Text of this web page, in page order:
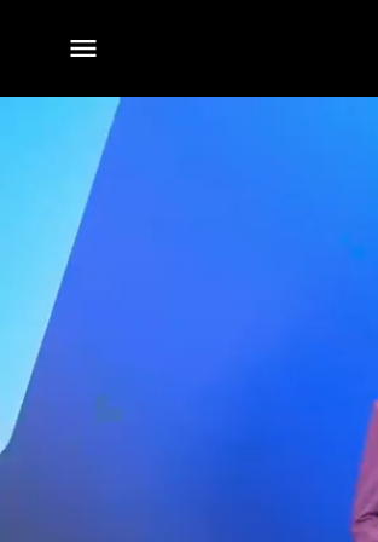
전체
메뉴